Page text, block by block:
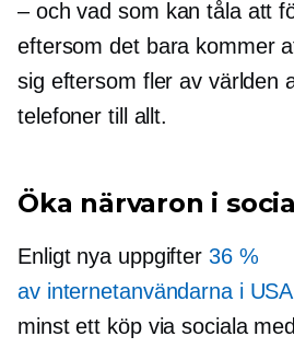
– och vad som kan tåla att
eftersom det bara kommer
sig eftersom fler av världen
telefoner till allt.
Öka närvaron i
Enligt nya uppgifter 36 %
av internetanvändarna i USA
minst ett köp via sociala